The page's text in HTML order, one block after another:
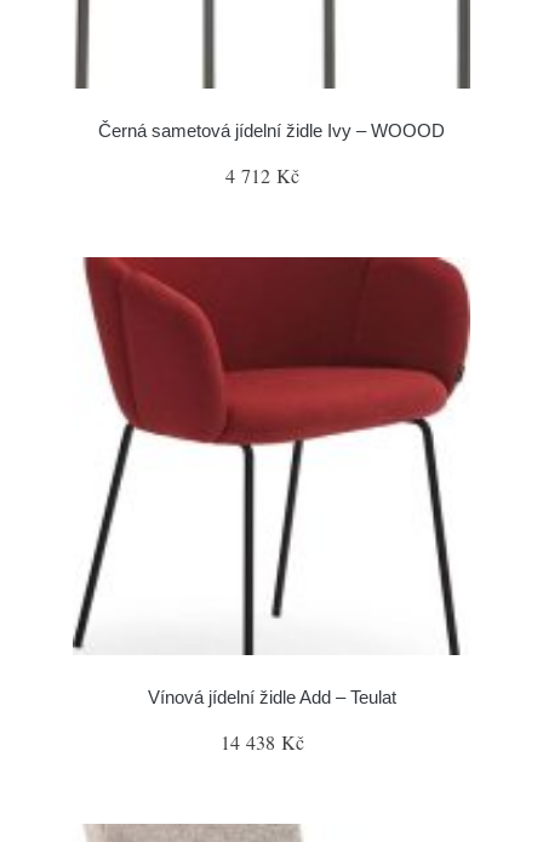
Černá sametová jídelní židle Ivy – WOOOD
4 712 Kč
Vínová jídelní židle Add – Teulat
14 438 Kč